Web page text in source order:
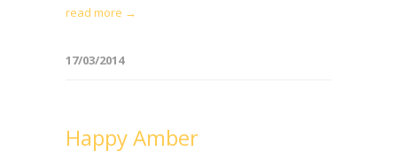
read more →
17/03/2014
Happy Amber